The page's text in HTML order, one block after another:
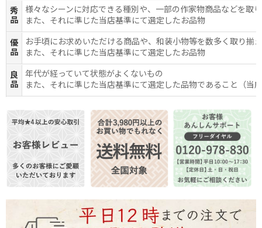
秀
品
様々なシーンに対応できる種別や、一部の作家物商品などを取
また、それに準じた当店基準にて選定したお品物
優
品
お手頃にお求めいただける商品や、和装小物等を数多く取り揃
また、それに準じた当店基準にて選定したお品物
良
品
年代が経っていて状態がよくないもの
また、それに準じた当店基準にて選定した品物であること（当